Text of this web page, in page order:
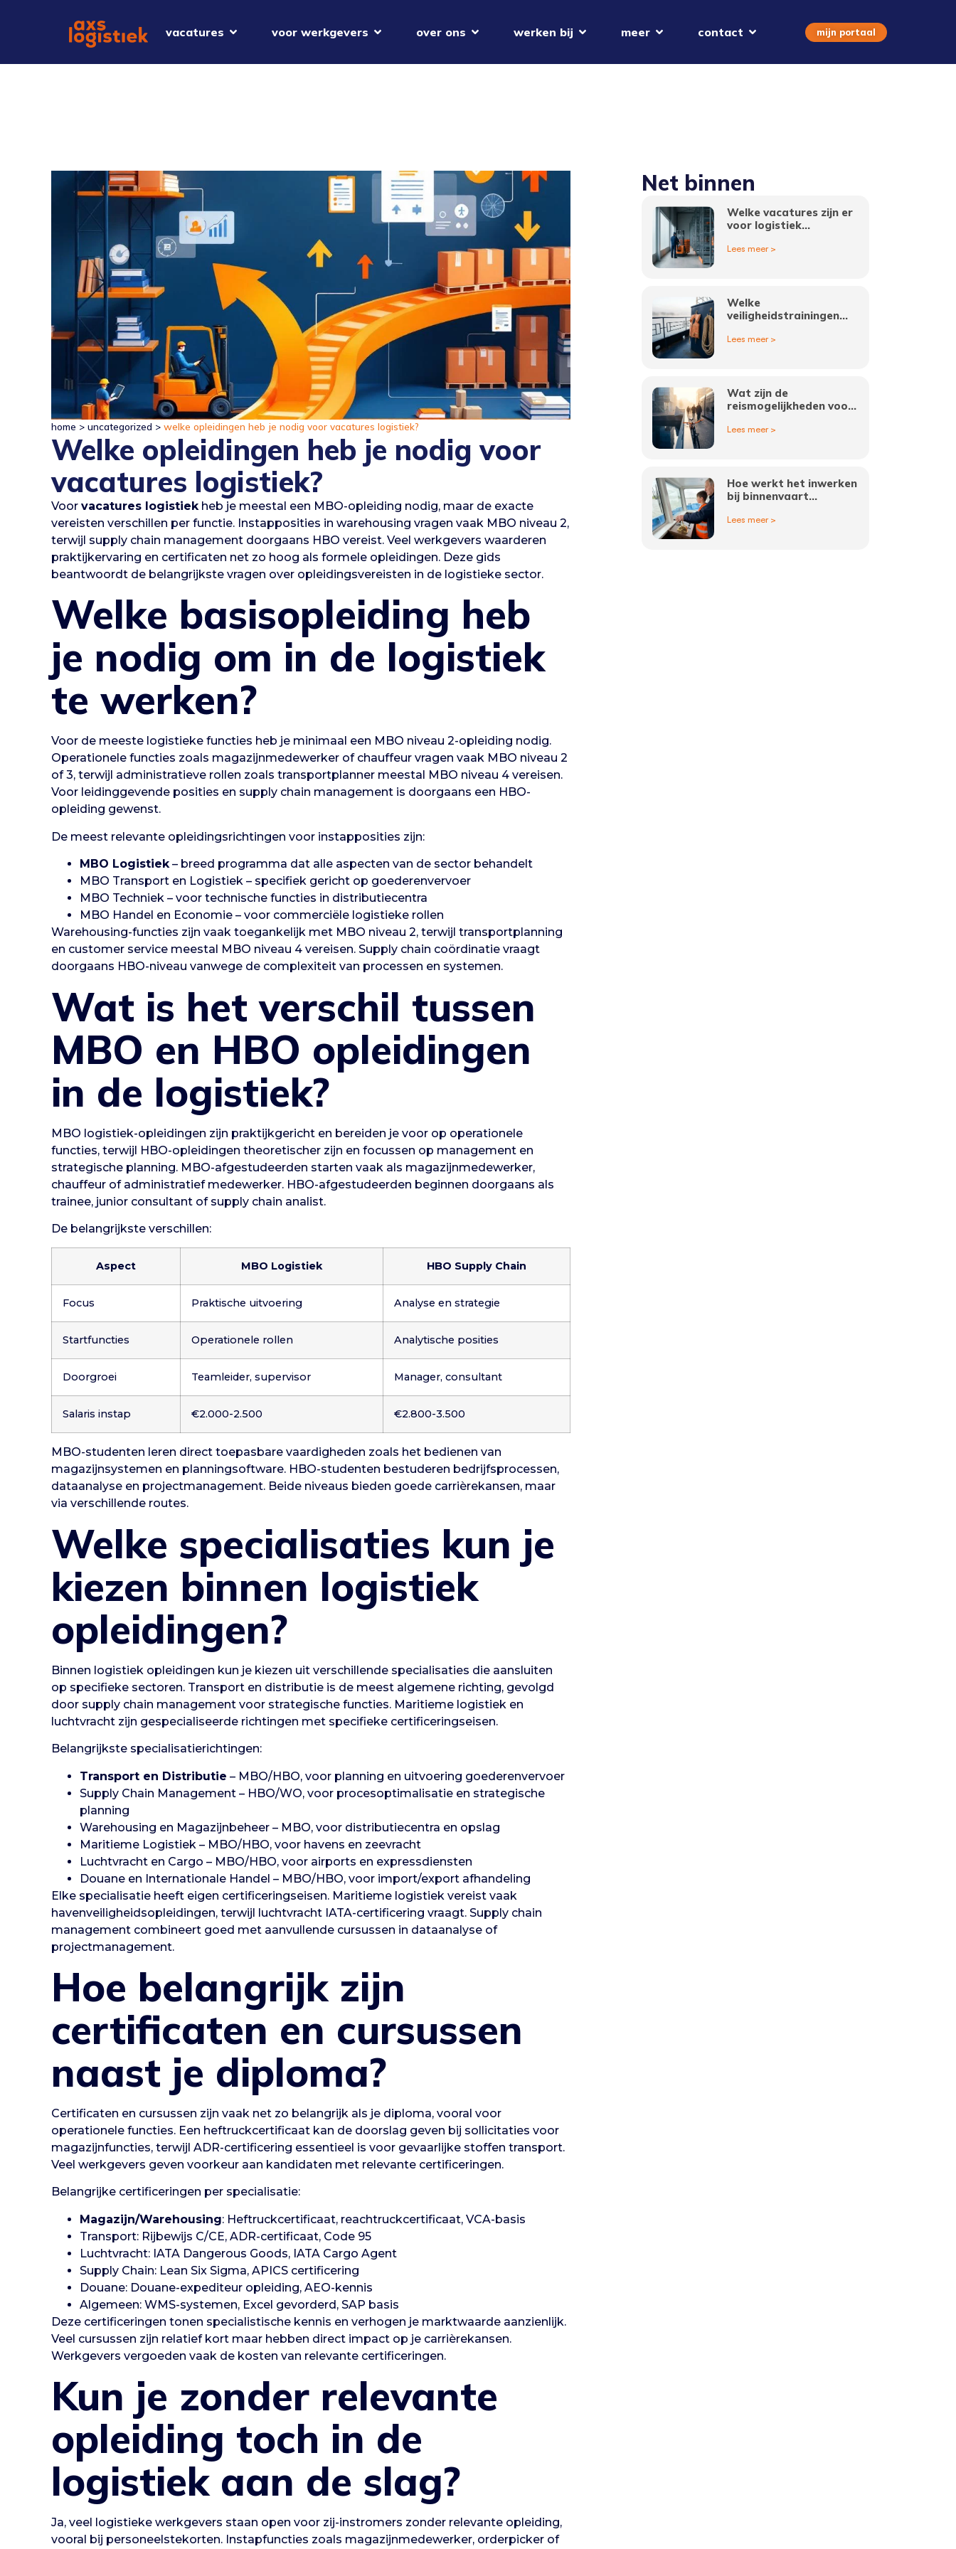
vacatures voor werkgevers over ons werken bij meer contact mijn portaal
home > uncategorized > welke opleidingen heb je nodig voor vacatures logistiek?
Welke opleidingen heb je nodig voor
vacatures logistiek?
Voor vacatures logistiekheb je meestal een MBO-opleiding nodig, maar de exacte
vereisten verschillen per functie. Instapposities in warehousing vragen vaak MBO niveau 2,
terwijl supply chain management doorgaans HBO vereist. Veel werkgevers waarderen
praktijkervaring en certificaten net zo hoog als formele opleidingen. Deze gids
beantwoordt de belangrijkste vragen over opleidingsvereisten in de logistieke sector.
Welke basisopleiding heb
je nodig om in de logistiek
te werken?
Voor de meeste logistieke functies heb je minimaal een MBO niveau 2-opleiding nodig.
Operationele functies zoals magazijnmedewerker of chauffeur vragen vaak MBO niveau 2
of 3, terwijl administratieve rollen zoals transportplanner meestal MBO niveau 4 vereisen.
Voor leidinggevende posities en supply chain management is doorgaans een HBO-
opleiding gewenst.
De meest relevante opleidingsrichtingen voor instapposities zijn:
MBO Logistiek– breed programma dat alle aspecten van de sector behandelt
MBO Transport en Logistiek – specifiek gericht op goederenvervoer
MBO Techniek – voor technische functies in distributiecentra
MBO Handel en Economie – voor commerciële logistieke rollen
Warehousing-functies zijn vaak toegankelijk met MBO niveau 2, terwijl transportplanning
en customer service meestal MBO niveau 4 vereisen. Supply chain coördinatie vraagt
doorgaans HBO-niveau vanwege de complexiteit van processen en systemen.
Wat is het verschil tussen
MBO en HBO opleidingen
in de logistiek?
MBO logistiek-opleidingen zijn praktijkgericht en bereiden je voor op operationele
functies, terwijl HBO-opleidingen theoretischer zijn en focussen op management en
strategische planning. MBO-afgestudeerden starten vaak als magazijnmedewerker,
chauffeur of administratief medewerker. HBO-afgestudeerden beginnen doorgaans als
trainee, junior consultant of supply chain analist.
De belangrijkste verschillen:
Aspect MBO Logistiek HBO Supply Chain
Focus Praktische uitvoering Analyse en strategie
Startfuncties Operationele rollen Analytische posities
Doorgroei Teamleider, supervisor Manager, consultant
Salaris instap €2.000-2.500 €2.800-3.500
MBO-studenten leren direct toepasbare vaardigheden zoals het bedienen van
magazijnsystemen en planningsoftware. HBO-studenten bestuderen bedrijfsprocessen,
dataanalyse en projectmanagement. Beide niveaus bieden goede carrièrekansen, maar
via verschillende routes.
Welke specialisaties kun je
kiezen binnen logistiek
opleidingen?
Binnen logistiek opleidingen kun je kiezen uit verschillende specialisaties die aansluiten
op specifieke sectoren. Transport en distributie is de meest algemene richting, gevolgd
door supply chain management voor strategische functies. Maritieme logistiek en
luchtvracht zijn gespecialiseerde richtingen met specifieke certificeringseisen.
Belangrijkste specialisatierichtingen:
Transport en Distributie – MBO/HBO, voor planning en uitvoering goederenvervoer
Supply Chain Management – HBO/WO, voor procesoptimalisatie en strategische
planning
Warehousing en Magazijnbeheer – MBO, voor distributiecentra en opslag
Maritieme Logistiek – MBO/HBO, voor havens en zeevracht
Luchtvracht en Cargo – MBO/HBO, voor airports en expressdiensten
Douane en Internationale Handel – MBO/HBO, voor import/export afhandeling
Elke specialisatie heeft eigen certificeringseisen. Maritieme logistiek vereist vaak
havenveiligheidsopleidingen, terwijl luchtvracht IATA-certificering vraagt. Supply chain
management combineert goed met aanvullende cursussen in dataanalyse of
projectmanagement.
Hoe belangrijk zijn
certificaten en cursussen
naast je diploma?
Certificaten en cursussen zijn vaak net zo belangrijk als je diploma, vooral voor
operationele functies. Een heftruckcertificaat kan de doorslag geven bij sollicitaties voor
magazijnfuncties, terwijl ADR-certificering essentieel is voor gevaarlijke stoffen transport.
Veel werkgevers geven voorkeur aan kandidaten met relevante certificeringen.
Belangrijke certificeringen per specialisatie:
Magazijn/Warehousing: Heftruckcertificaat, reachtruckcertificaat, VCA-basis
Transport: Rijbewijs C/CE, ADR-certificaat, Code 95
Luchtvracht: IATA Dangerous Goods, IATA Cargo Agent
Supply Chain: Lean Six Sigma, APICS certificering
Douane: Douane-expediteur opleiding, AEO-kennis
Algemeen: WMS-systemen, Excel gevorderd, SAP basis
Deze certificeringen tonen specialistische kennis en verhogen je marktwaarde aanzienlijk.
Veel cursussen zijn relatief kort maar hebben direct impact op je carrièrekansen.
Werkgevers vergoeden vaak de kosten van relevante certificeringen.
Kun je zonder relevante
opleiding toch in de
logistiek aan de slag?
Ja, veel logistieke werkgevers staan open voor zij-instromers zonder relevante opleiding,
vooral bij personeelstekorten. Instapfuncties zoals magazijnmedewerker, orderpicker of
Net binnen
Welke vacatures zijn er
voor logistiek
Eindhoven?
Lees meer >
Welke
veiligheidstrainingen
binnenvaart vacatures?
Lees meer >
Wat zijn de
reismogelijkheden voor
medewerker in
Lees meer >
Hoe werkt het inwerken
bij binnenvaart
Lees meer >